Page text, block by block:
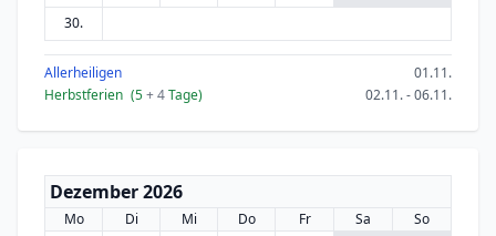
30.
Allerheiligen
01.11.
Herbstferien (5+ 4Tage) 02.11. - 06.11.
Dezember 2026
Mo Di Mi Do Fr Sa
So